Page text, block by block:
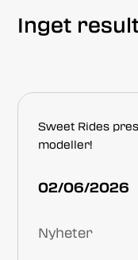
Inget
Sweet Rides
modeller!
02/06/2026
Nyheter